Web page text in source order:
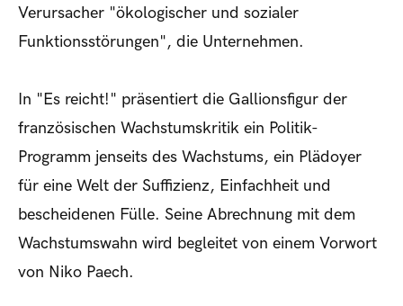
Verursacher "ökologischer und sozialer
Funktionsstörungen", die Unternehmen.
In "Es reicht!" präsentiert die Gallionsfigur der
französischen Wachstumskritik ein Politik-
Programm jenseits des Wachstums, ein Plädoyer
für eine Welt der Suffizienz, Einfachheit und
bescheidenen Fülle. Seine Abrechnung mit dem
Wachstumswahn wird begleitet von einem Vorwort
von Niko Paech.